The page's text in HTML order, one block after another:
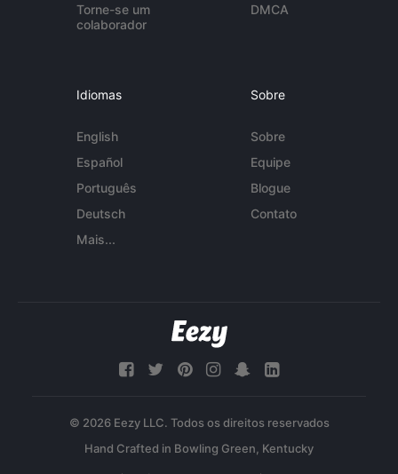
Torne-se um
colaborador
DMCA
Idiomas
English
Español
Português
Deutsch
Mais...
Sobre
Sobre
Equipe
Blogue
Contato
© 2026 Eezy LLC. Todos os direitos reservados